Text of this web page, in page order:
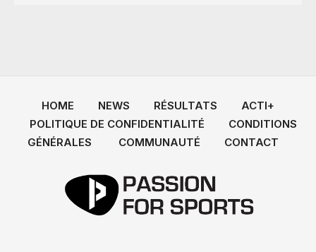
HOME NEWS RÉSULTATS
ACTI+
POLITIQUE DE CONFIDENTIALITÉ
CONDITIONS
GÉNÉRALES
COMMUNAUTÉ CONTACT